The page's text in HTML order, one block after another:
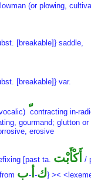
(or plowing,
[breakable]} saddle,
[breakable]} var.
contracting in-
gourmand; glutton or
erosive
[past ta. أَكْأَبْت /
ك- أ-ب
} ><